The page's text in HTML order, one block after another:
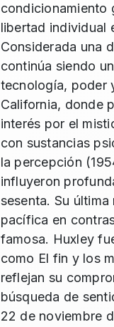
condicionamiento
libertad individual
Considerada una
continúa siendo
tecnología, poder
California, donde
interés por el
con sustancias
la percepción
influyeron
sesenta. Su
pacífica en
famosa. Huxley
como El fin y los
reflejan su
búsqueda de
22 de noviembre